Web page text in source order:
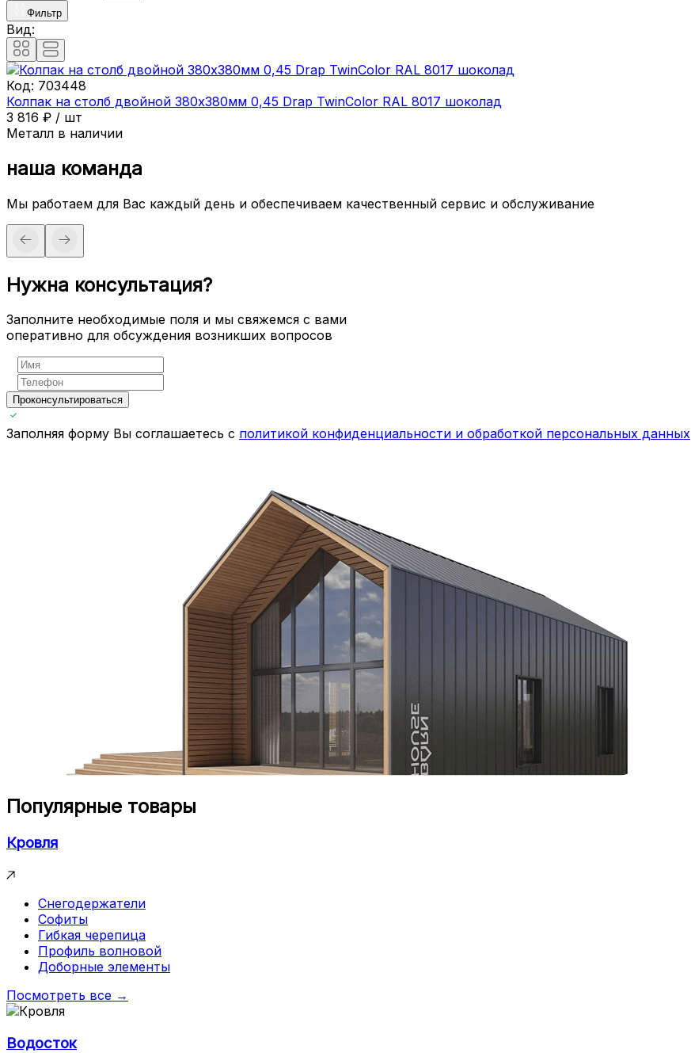
Фильтр
Вид:
Код: 703448
Колпак на столб двойной 380х380мм 0,45 Drap TwinColor RAL 8017 шоколад
3 816 ₽ / шт
Металл в наличии
наша команда
Мы работаем для Вас каждый день и обеспечиваем качественный сервис и обслуживание
Нужна консультация?
Заполните необходимые поля и мы свяжемся с вами
оперативно для обсуждения возникших вопросов
Проконсультироваться
Заполняя форму Вы соглашаетесь с политикой конфиденциальности и обработкой персональных данных
Популярные товары
Кровля
Снегодержатели
Софиты
Гибкая черепица
Профиль волновой
Доборные элементы
Посмотреть все →
Водосток